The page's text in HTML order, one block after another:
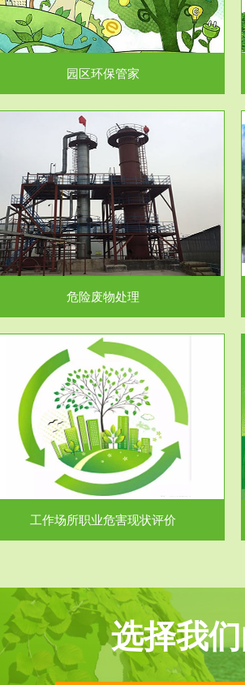
园区环保管家
排污许可证作为企业环保执法情况的一个重要依
据，其必要性及合规性...
危险废物处理
服务范围
市政固废处理
蔚蓝生态环境科技所从事的市政废物处理业务包
括市政废物的处理处...
工作场所职业危害现状评价
服务范围
废水检测
废水污水检测主要是对企业工厂在生产工艺过程
中排出的废水、污水...
选择我